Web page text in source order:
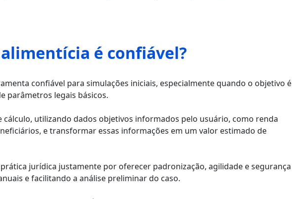
é confiável?
confiável para simulações iniciais, especialmente quando o objetivo é
parâmetros legais básicos.
cálculo, utilizando dados objetivos informados pelo usuário, como renda
e transformar essas informações em um valor estimado de
jurídica justamente por oferecer padronização, agilidade e segurança
e facilitando a análise preliminar do caso.